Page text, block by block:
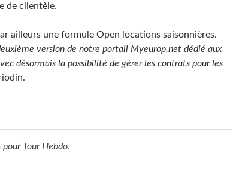
de clientèle.
ailleurs une formule Open locations saisonnières.
version de notre portail Myeurop.net dédié aux
désormais la possibilité de gérer les contrats pour les
pour Tour Hebdo.